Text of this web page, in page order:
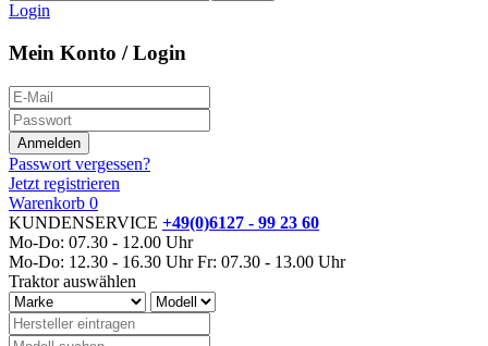
Login
Mein Konto / Login
Passwort vergessen?
Jetzt registrieren
Warenkorb 0
KUNDENSERVICE +49(0)6127 - 99 23 60
Mo-Do: 07.30 - 12.00 Uhr
Mo-Do: 12.30 - 16.30 Uhr Fr: 07.30 - 13.00 Uhr
Traktor auswählen